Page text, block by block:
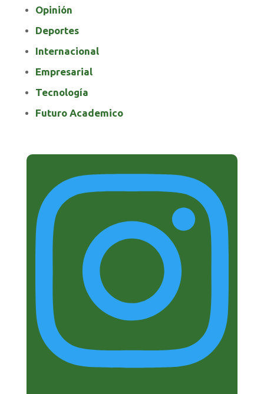
Opinión
Deportes
Internacional
Empresarial
Tecnología
Futuro Academico